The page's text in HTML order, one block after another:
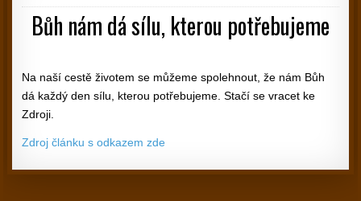
Bůh nám dá sílu, kterou potřebujeme
Na naší cestě životem se můžeme spolehnout, že nám Bůh
dá každý den sílu, kterou potřebujeme. Stačí se vracet ke
Zdroji.
Zdroj článku s odkazem zde